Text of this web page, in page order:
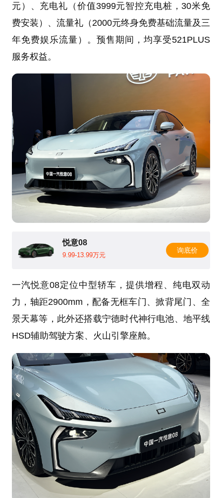
元）、充电礼（价值3999元智控充电桩，30米免
费安装）、流量礼（2000元终身免费基础流量及三
年免费娱乐流量）。预售期间，均享受521PLUS
服务权益。
悦意08
9.99-13.99万元
询底价
一汽悦意08定位中型轿车，提供增程、纯电双动
力，轴距2900mm，配备无框车门、掀背尾门、全
景天幕等，此外还搭载宁德时代神行电池、地平线
HSD辅助驾驶方案、火山引擎座舱。